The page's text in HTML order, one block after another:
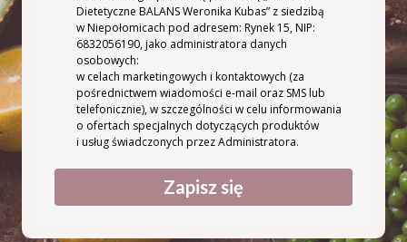
Dietetyczne BALANS Weronika Kubas” z siedzibą
w Niepołomicach pod adresem: Rynek 15, NIP:
6832056190, jako administratora danych
osobowych:
w celach marketingowych i kontaktowych (za
pośrednictwem wiadomości e-mail oraz SMS lub
telefonicznie), w szczególności w celu informowania
o ofertach specjalnych dotyczących produktów
i usług świadczonych przez Administratora.
Zapisz się